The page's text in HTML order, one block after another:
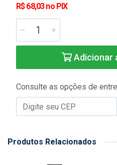
R$ 68,03 no PIX
Adicionar
Consulte as opções de
Produtos Relacionados